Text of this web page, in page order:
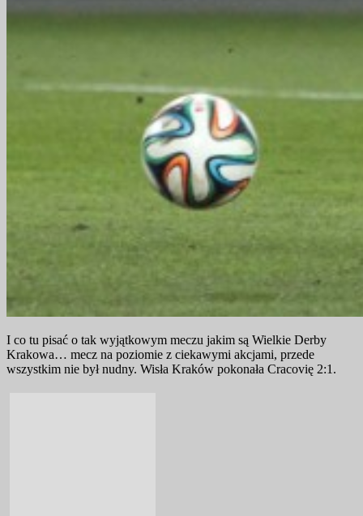
I co tu pisać o tak wyjątkowym meczu jakim są Wielkie Derby
Krakowa… mecz na poziomie z ciekawymi akcjami, przede
wszystkim nie był nudny. Wisła Kraków pokonała Cracovię 2:1.